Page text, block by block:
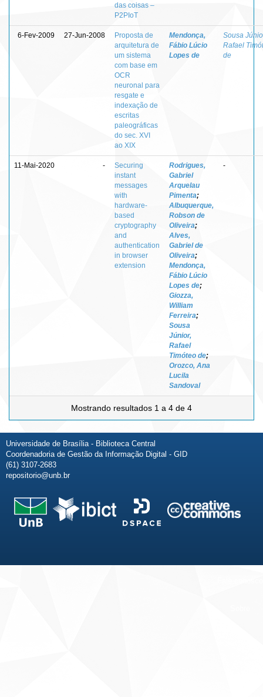
das coisas –
P2PIoT
6-Fev-2009 27-Jun-2008
Proposta de
arquitetura de
um sistema
com base em
OCR
neuronal para
resgate e
indexação de
escritas
paleográficas
do sec. XVI
ao XIX
Mendonça,
Fábio Lúcio
Lopes de
Sousa
Rafael
de
11-Mai-2020 -
Securing
instant
messages
with
hardware-
based
cryptography
and
authentication
in browser
extension
Rodrigues,
Gabriel
Arquelau
Pimenta;
Albuquerque,
Robson de
Oliveira;
Alves,
Gabriel de
Oliveira;
Mendonça,
Fábio Lúcio
Lopes de;
Giozza,
William
Ferreira;
Sousa
Júnior,
Rafael
Timóteo de;
Orozco, Ana
Lucila
Sandoval
-
Mostrando resultados 1 a 4 de 4
Universidade de Brasília - Biblioteca Central
Coordenadoria de Gestão da Informação Digital - GID
(61) 3107-2683
repositorio@unb.br